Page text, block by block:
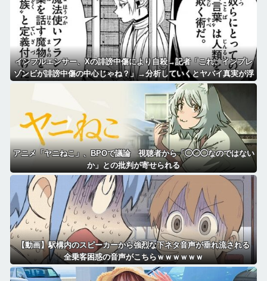
インフルエンサー、Xの誹謗中傷により自殺→記者「これ、インプレ
ゾンビが誹謗中傷の中心じゃね？」→分析していくとヤバイ真実が浮
かび上がる
アニメ「ヤニねこ」、BPOで議論 視聴者から「◯◯◯なのではない
か」との批判が寄せられる
【動画】駅構内のスピーカーから強烈な下ネタ音声が垂れ流される
全乗客困惑の音声がこちらｗｗｗｗｗｗ